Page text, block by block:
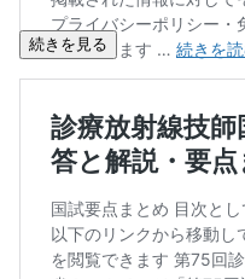
続きを見る